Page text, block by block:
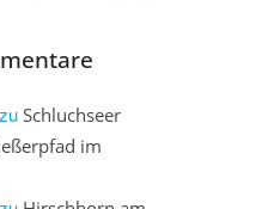
Schluchseer
im